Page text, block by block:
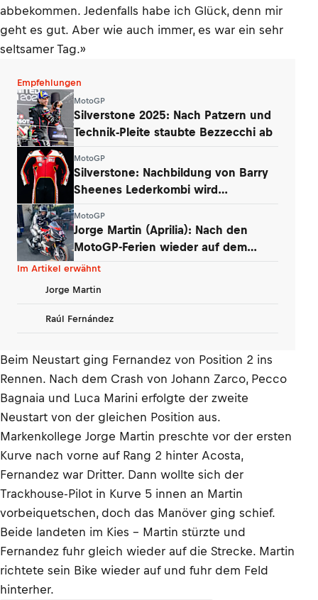
abbekommen. Jedenfalls habe ich Glück, denn mir
geht es gut. Aber wie auch immer, es war ein sehr
seltsamer Tag.»
Empfehlungen
MotoGP
Silverstone 2025: Nach Patzern und
Technik-Pleite staubte Bezzecchi ab
MotoGP
Silverstone: Nachbildung von Barry
Sheenes Lederkombi wird
MotoGP
Jorge Martin (Aprilia): Nach den
MotoGP-Ferien wieder auf dem
Motorrad
Im Artikel erwähnt
Jorge Martin
Raúl Fernández
Beim Neustart ging Fernandez von Position 2 ins
Rennen. Nach dem Crash von Johann Zarco, Pecco
Bagnaia und Luca Marini erfolgte der zweite
Neustart von der gleichen Position aus.
Markenkollege Jorge Martin preschte vor der ersten
Kurve nach vorne auf Rang 2 hinter Acosta,
Fernandez war Dritter. Dann wollte sich der
Trackhouse-Pilot in Kurve 5 innen an Martin
vorbeiquetschen, doch das Manöver ging schief.
Beide landeten im Kies – Martin stürzte und
Fernandez fuhr gleich wieder auf die Strecke. Martin
richtete sein Bike wieder auf und fuhr dem Feld
hinterher.